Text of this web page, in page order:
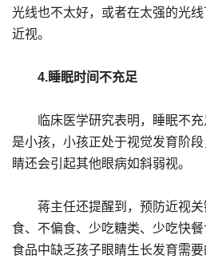
光线也不太好，或者在太强的光
近视。
4.睡眠时间不充足
临床医学研究表明，睡眠不充
是小孩，小孩正处于视觉发育阶
睛还会引起其他眼病如斜弱视。
蒋主任还提醒到，预防近视关
食、不偏食、少吃糖类、少吃快
食品中缺乏孩子眼睛生长发育需